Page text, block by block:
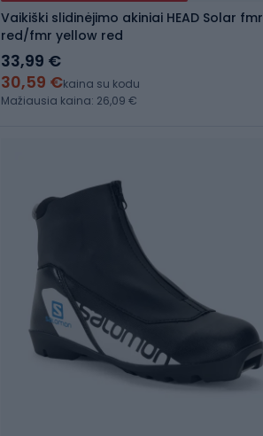
Vaikiški slidinėjimo akiniai HEAD Solar fmr
red/fmr yellow red
33,99 €
30,59 €kaina su kodu
Mažiausia kaina: 26,09 €